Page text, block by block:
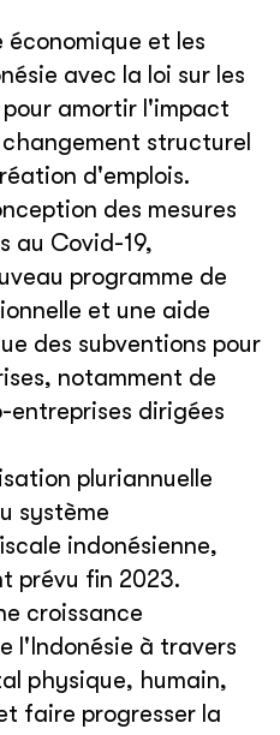
économique et les
avec la loi sur les
amortir l'impact
structurel
d'emplois.
des mesures
au Covid-19,
programme de
et une aide
des subventions pour
notamment de
entreprises dirigées
pluriannuelle
système
indonésienne,
prévu fin 2023.
croissance
l'Indonésie à travers
physique, humain,
faire progresser la